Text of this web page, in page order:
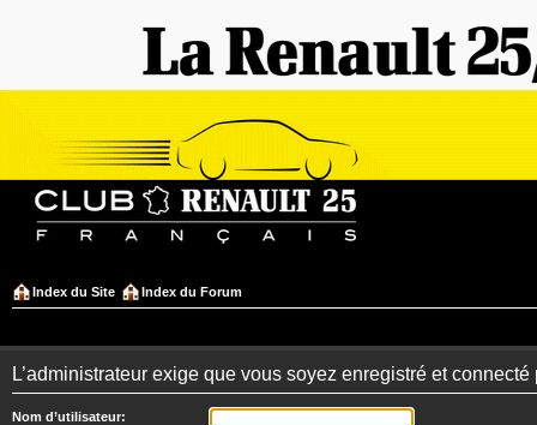
Index du Site Index du Forum
L’administrateur exige que vous soyez enregistré et
Nom d’utilisateur: